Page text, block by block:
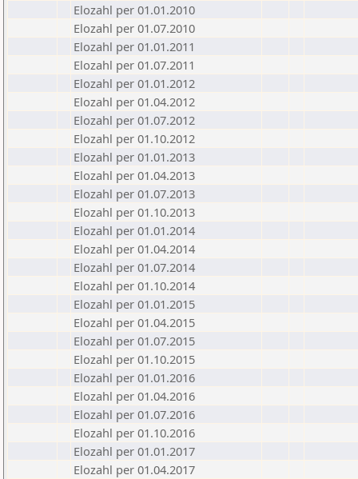
Elozahl per 01.01.2010
Elozahl per 01.07.2010
Elozahl per 01.01.2011
Elozahl per 01.07.2011
Elozahl per 01.01.2012
Elozahl per 01.04.2012
Elozahl per 01.07.2012
Elozahl per 01.10.2012
Elozahl per 01.01.2013
Elozahl per 01.04.2013
Elozahl per 01.07.2013
Elozahl per 01.10.2013
Elozahl per 01.01.2014
Elozahl per 01.04.2014
Elozahl per 01.07.2014
Elozahl per 01.10.2014
Elozahl per 01.01.2015
Elozahl per 01.04.2015
Elozahl per 01.07.2015
Elozahl per 01.10.2015
Elozahl per 01.01.2016
Elozahl per 01.04.2016
Elozahl per 01.07.2016
Elozahl per 01.10.2016
Elozahl per 01.01.2017
Elozahl per 01.04.2017